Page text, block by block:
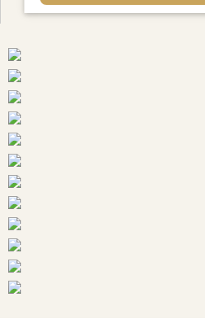
Santo
Domingo
De
Los
Tsachilas
Ciudades